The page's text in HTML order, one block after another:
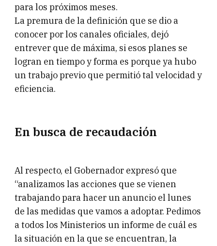
para los próximos meses.
La premura de la definición que se dio a
conocer por los canales oficiales, dejó
entrever que de máxima, si esos planes se
logran en tiempo y forma es porque ya hubo
un trabajo previo que permitió tal velocidad y
eficiencia.
En busca de recaudación
Al respecto, el Gobernador expresó que
“analizamos las acciones que se vienen
trabajando para hacer un anuncio el lunes
de las medidas que vamos a adoptar. Pedimos
a todos los Ministerios un informe de cuál es
la situación en la que se encuentran, la